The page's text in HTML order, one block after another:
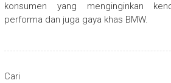
konsumen yang menginginkan
performa dan juga gaya khas BMW.
Cari